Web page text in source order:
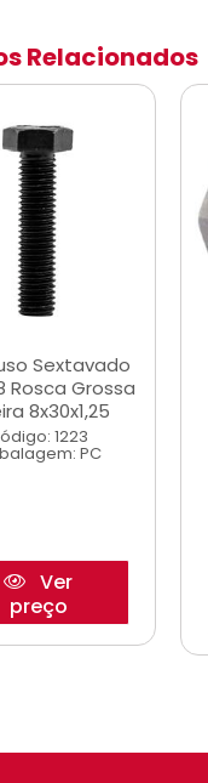
Relacionados
Sextavado
Rosca Grossa
8x30x1,25
1223
PC
Ver
preço